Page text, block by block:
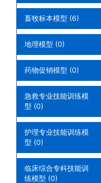
畜牧标本模型 (6)
地理模型 (0)
药物促销模型 (0)
急救专业技能训练模
型 (0)
护理专业技能训练模
型 (0)
临床综合专科技能训
练模型 (0)